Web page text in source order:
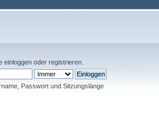
einloggen oder registrieren
Passwort und Sitzungslänge